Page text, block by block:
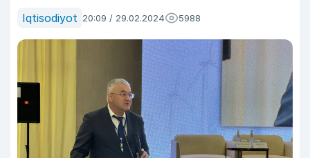
Iqtisodiyot 20:09 / 29.02.2024 5988